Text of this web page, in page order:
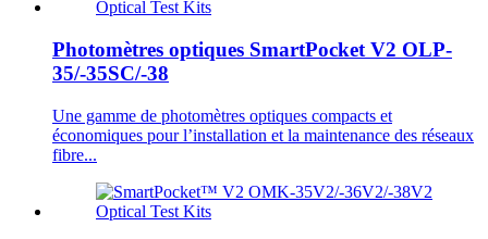
Photomètres optiques SmartPocket V2 OLP-
35/-35SC/-38
Une gamme de photomètres optiques compacts et
économiques pour l’installation et la maintenance des réseaux
fibre...